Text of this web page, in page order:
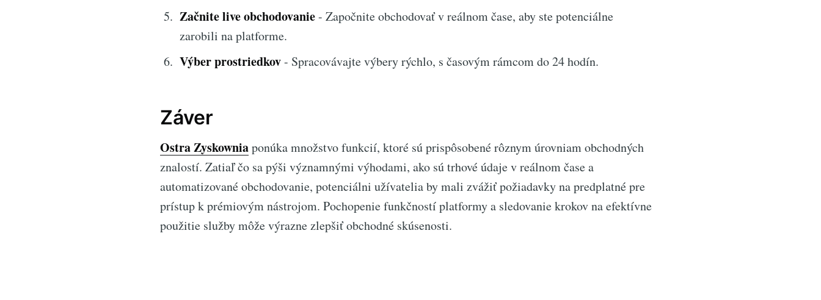
Začnite live obchodovanie- Započnite obchodovať v reálnom čase, aby ste potenciálne
zarobili na platforme.
Výber prostriedkov- Spracovávajte výbery rýchlo, s časovým rámcom do 24 hodín.
Záver
Ostra Zyskowniaponúka množstvo funkcií, ktoré sú prispôsobené rôznym úrovniam obchodných
znalostí. Zatiaľ čo sa pýši významnými výhodami, ako sú trhové údaje v reálnom čase a
automatizované obchodovanie, potenciálni užívatelia by mali zvážiť požiadavky na predplatné pre
prístup k prémiovým nástrojom. Pochopenie funkčností platformy a sledovanie krokov na efektívne
použitie služby môže výrazne zlepšiť obchodné skúsenosti.